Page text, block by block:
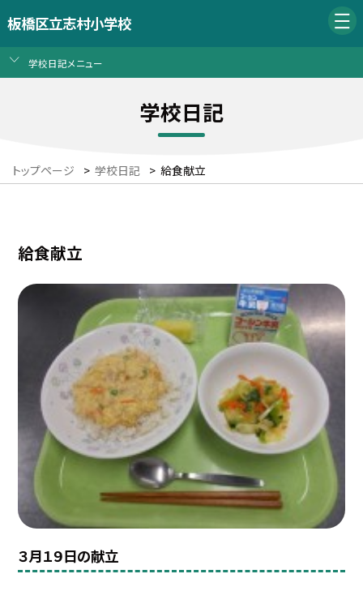
板橋区立志村小学校
学校日記メニュー
学校日記
トップページ > 学校日記 > 給食献立
給食献立
３月１９日の献立